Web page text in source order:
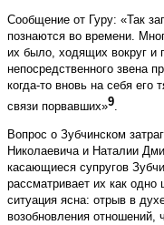
Сообщение от Гуру: «Так
познаются во времени.
их было, ходящих вокруг и
непосредственного звена
когда-то вновь на себя его
связи порвавших»9.
Вопрос о Зубчинском
Николаевича и Наталии
касающиеся супругов
рассматривает их как
ситуация ясна: отрыв в
возобновления отношений,